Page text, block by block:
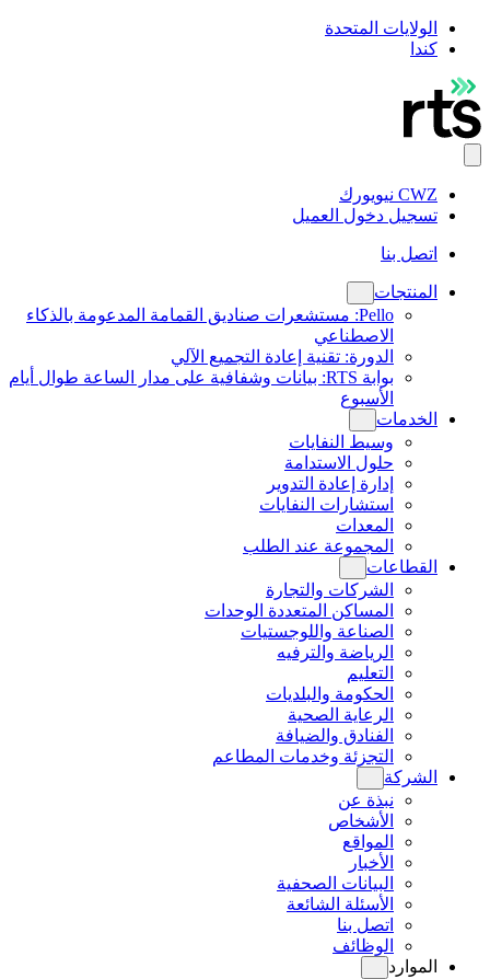
الولايات المتحدة
كندا
CWZ نيويورك
تسجيل دخول العميل
اتصل بنا
المنتجات
Pello: مستشعرات صناديق القمامة المدعومة بالذكاء
الاصطناعي
الدورة: تقنية إعادة التجميع الآلي
بوابة RTS: بيانات وشفافية على مدار الساعة طوال أيام
الأسبوع
الخدمات
وسيط النفايات
حلول الاستدامة
إدارة إعادة التدوير
استشارات النفايات
المعدات
المجموعة عند الطلب
القطاعات
الشركات والتجارة
المساكن المتعددة الوحدات
الصناعة واللوجستيات
الرياضة والترفيه
التعليم
الحكومة والبلديات
الرعاية الصحية
الفنادق والضيافة
التجزئة وخدمات المطاعم
الشركة
نبذة عن
الأشخاص
المواقع
الأخبار
البيانات الصحفية
الأسئلة الشائعة
اتصل بنا
الوظائف
الموارد